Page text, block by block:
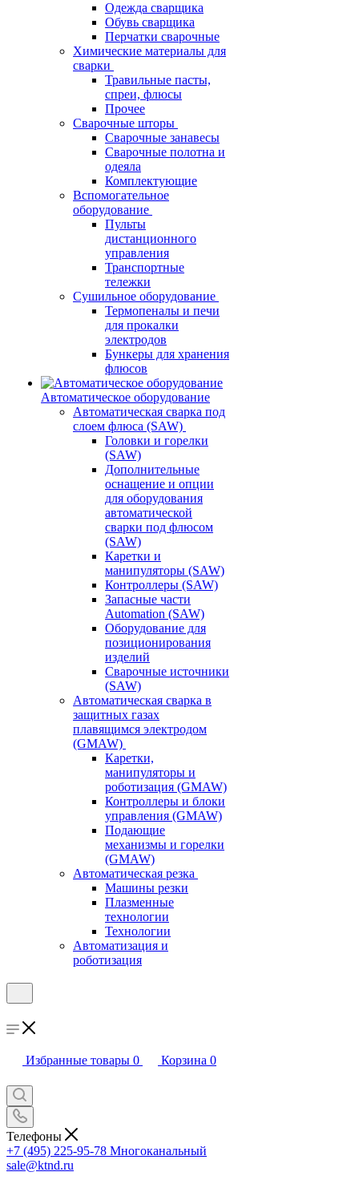
Одежда сварщика
Обувь сварщика
Перчатки сварочные
Химические материалы для
сварки
Травильные пасты,
спреи, флюсы
Прочее
Сварочные шторы
Сварочные занавесы
Сварочные полотна и
одеяла
Комплектующие
Вспомогательное
оборудование
Пульты
дистанционного
управления
Транспортные
тележки
Сушильное оборудование
Термопеналы и печи
для прокалки
электродов
Бункеры для хранения
флюсов
Автоматическое оборудование
Автоматическая сварка под
слоем флюса (SAW)
Головки и горелки
(SAW)
Дополнительные
оснащение и опции
для оборудования
автоматической
сварки под флюсом
(SAW)
Каретки и
манипуляторы (SAW)
Контроллеры (SAW)
Запасные части
Automation (SAW)
Оборудование для
позиционирования
изделий
Сварочные источники
(SAW)
Автоматическая сварка в
защитных газах
плавящимся электродом
(GMAW)
Каретки,
манипуляторы и
роботизация (GMAW)
Контроллеры и блоки
управления (GMAW)
Подающие
механизмы и горелки
(GMAW)
Автоматическая резка
Машины резки
Плазменные
технологии
Технологии
Автоматизация и
роботизация
Избранные товары 0 Корзина 0
Телефоны
+7 (495) 225-95-78 Многоканальный
sale@ktnd.ru